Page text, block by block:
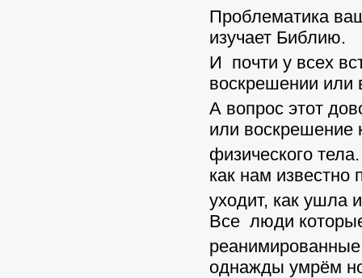
Проблематика
изучает Библию.
И почти у всех
воскрешении или
А вопрос этот
или воскрешение
физического
как нам известно
уходит, как ушла
Все люди
однажды умрём